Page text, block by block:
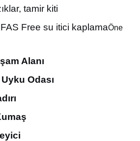
tamir kiti
Free su itici kaplamaÖne
Alanı
Odası